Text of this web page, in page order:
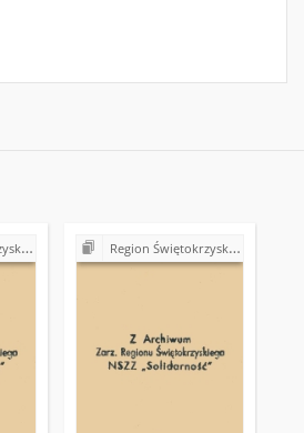
Region Świętokrzyski NSZZ "Solidarność". Delegatura Starachowice